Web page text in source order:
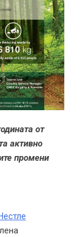
от
активно
промени